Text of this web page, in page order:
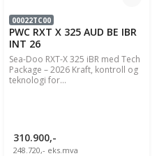
00022TC00
PWC RXT X 325 AUD BE IBR
INT 26
Sea-Doo RXT-X 325 iBR med Tech
Package – 2026 Kraft, kontroll og
teknologi for...
310.900,-
248.720,- eks.mva